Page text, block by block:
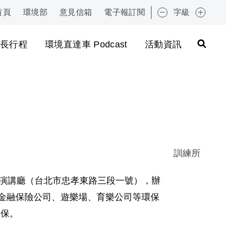
頁 環境部 意見信箱 電子報訂閱 字級
行程 環境直達車 Podcast 活動資訊
:::
訓練所
講廳（台北市忠孝東路三段一號），辦
融保險公司、遊樂場、育樂公司等環保
。